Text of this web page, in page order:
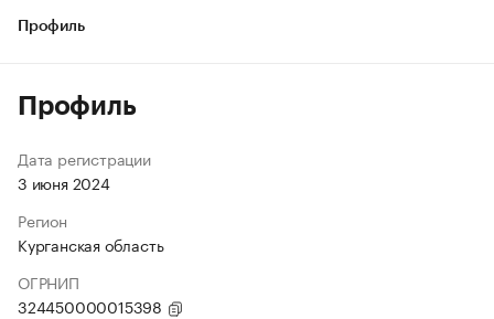
Профиль
Профиль
Дата регистрации
3 июня 2024
Регион
Курганская область
ОГРНИП
324450000015398